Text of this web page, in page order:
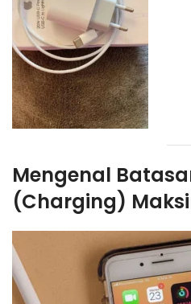
Mengenal
(Charging)